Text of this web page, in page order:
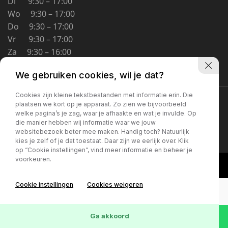
Schoolstraat 5A
4194 TG Meteren Nederland
Wo 9:30 – 17:00
Do 9:30 – 17:00
Vr 9:30 – 17:00
Za 9:30 – 16:00
Privacybeleid
We gebruiken cookies, wil je dat?
Cookies zijn kleine tekstbestanden met informatie erin. Die
plaatsen we kort op je apparaat. Zo zien we bijvoorbeeld
welke pagina’s je zag, waar je afhaakte en wat je invulde. Op
die manier hebben wij informatie waar we jouw
websitebezoek beter mee maken. Handig toch? Natuurlijk
kies je zelf of je dat toestaat. Daar zijn we eerlijk over. Klik
op “Cookie instellingen”, vind meer informatie en beheer je
voorkeuren.
Cookie instellingen Cookies weigeren
Ga akkoord